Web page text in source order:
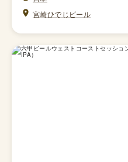
宮崎ひでじビール